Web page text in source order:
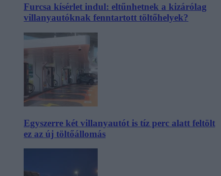
Furcsa kísérlet indul: eltűnhetnek a kizárólag
villanyautóknak fenntartott töltőhelyek?
Egyszerre két villanyautót is tíz perc alatt feltölt
ez az új töltőállomás